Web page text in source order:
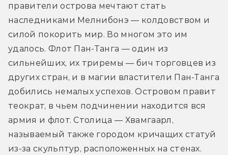
правители острова мечтают стать
наследниками Мелнибонэ — колдовством и
силой покорить мир. Во многом это им
удалось. Флот Пан-Танга — один из
сильнейших, их триремы — бич торговцев из
других стран, и в магии властители Пан-Танга
добились немалых успехов. Островом правит
теократ, в чьем подчинении находится вся
армия и флот. Столица — Хвамгаарл,
называемый также городом кричащих статуй
из-за скульптур, расположенных на стенах.